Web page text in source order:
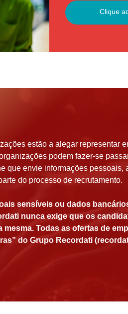
Clique
estão a alegar representar
podem fazer-se
que envie informações
do processo de recrutamento.
sensíveis ou dados
nunca exige que os
Todas as ofertas de
do Grupo Recordati